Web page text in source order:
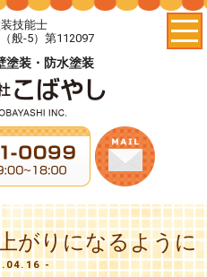
技能士
般-5）第112097
塗装・防水塗装
がりになるように